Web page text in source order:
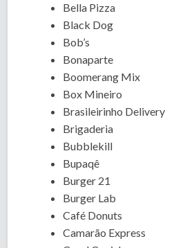
Bella Pizza
Black Dog
Bob’s
Bonaparte
Boomerang Mix
Box Mineiro
Brasileirinho Delivery
Brigaderia
Bubblekill
Bupaqê
Burger 21
Burger Lab
Café Donuts
Camarão Express